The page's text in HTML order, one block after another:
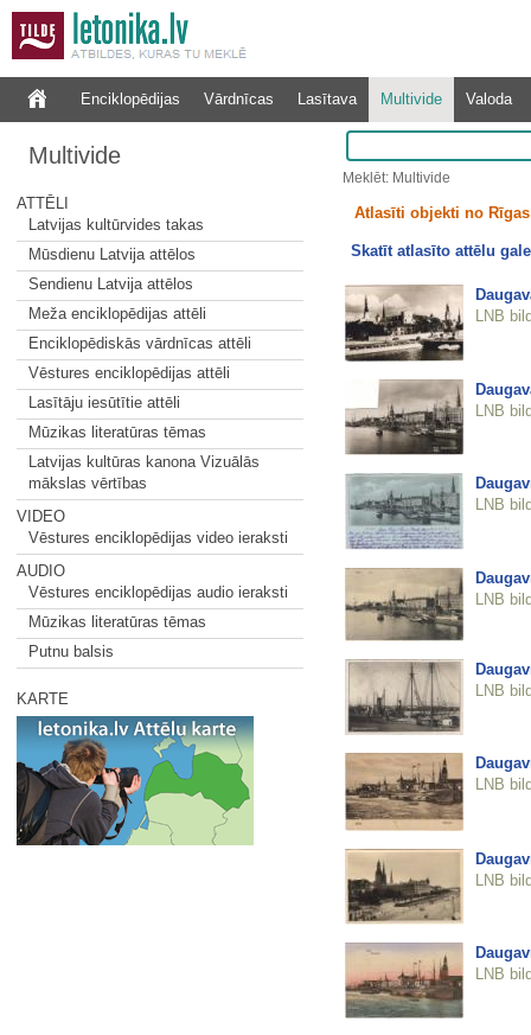
Enciklopēdijas Vārdnīcas Lasītava Multivide Valoda
Multivide
ATTĒLI
Latvijas kultūrvides takas
Mūsdienu Latvija attēlos
Sendienu Latvija attēlos
Meža enciklopēdijas attēli
Enciklopēdiskās vārdnīcas attēli
Vēstures enciklopēdijas attēli
Lasītāju iesūtītie attēli
Mūzikas literatūras tēmas
Latvijas kultūras kanona Vizuālās
mākslas vērtības
VIDEO
Vēstures enciklopēdijas video ieraksti
AUDIO
Vēstures enciklopēdijas audio ieraksti
Mūzikas literatūras tēmas
Putnu balsis
KARTE
Meklēt: Multivide
Atlasīti objekti no
Skatīt atlasīto attēlu
LNB
LNB
LNB
LNB
LNB
LNB
LNB
LNB